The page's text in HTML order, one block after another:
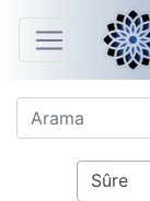
Anasayfa
Sûreler
Sûre